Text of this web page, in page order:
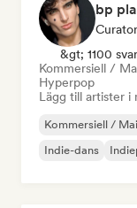
bp
&gt; 1100
Kommersiell /
Hyperpop
Lägg till artister i
Kommersiell /
Indie-dans